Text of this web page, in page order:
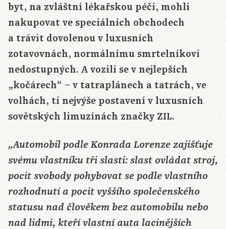
byt, na zvláštní lékařskou péči, mohli
nakupovat ve speciálních obchodech
a trávit dovolenou v luxusních
zotavovnách, normálnímu smrtelníkovi
nedostupných. A vozili se v nejlepších
„kočárech“ – v tatraplánech a tatrách, ve
volhách, ti nejvýše postavení v luxusních
sovětských limuzínách značky ZIL.
„Automobil podle Konrada Lorenze zajišťuje
svému vlastníku tři slasti: slast ovládat stroj,
pocit svobody pohybovat se podle vlastního
rozhodnutí a pocit vyššího společenského
statusu nad člověkem bez automobilu nebo
nad lidmi, kteří vlastní auta lacinějších